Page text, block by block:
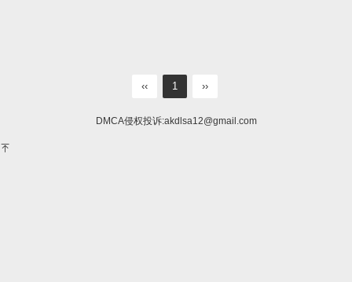
‹‹ 1 ››
DMCA侵权投诉:akdlsa12@gmail.com